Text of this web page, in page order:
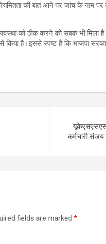
की बात आने पर जांच के नाम
को ठीक करने को सबक भी मिला है।
है।इससे स्पष्ट है कि भाजपा
कर्मचारी संजय
fields are marked *